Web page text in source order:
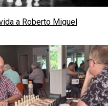
a Roberto Miguel